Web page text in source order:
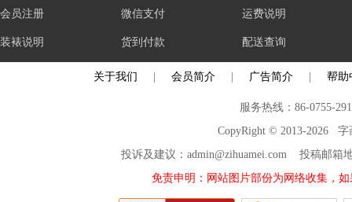
会员注册
装裱说明
微信支付
货到付款
运费说明
配送查询
关于我们 会员简介 广告简介 帮助
服务热线：86-0755-
CopyRight © 2013-2026 字
投诉及建议：admin@zihuamei.com 投稿邮
免责申明：网站图片部份为网络收集，